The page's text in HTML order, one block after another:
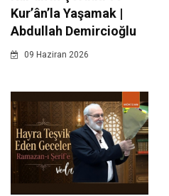
Kur’ân’la Yaşamak |
Abdullah Demircioğlu
09 Haziran 2026